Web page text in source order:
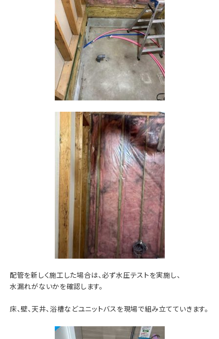
配管を新しく施工した場合は、必ず水圧テストを実施し、
水漏れがないかを確認します。
床、壁、天井、浴槽などユニットバスを現場で組み立てていきます。